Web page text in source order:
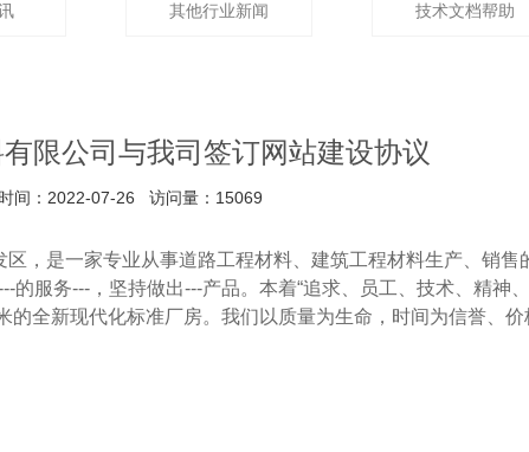
其他行业新闻 技术文档帮助
限公司与我司签订网站建设协议
间：2022-07-26 访问量：15069
，是一家专业从事道路工程材料、建筑工程材料生产、销售
服务---，坚持做出---产品。本着“追求、员工、技术、精神
全新现代化标准厂房。我们以质量为生命，时间为信誉、